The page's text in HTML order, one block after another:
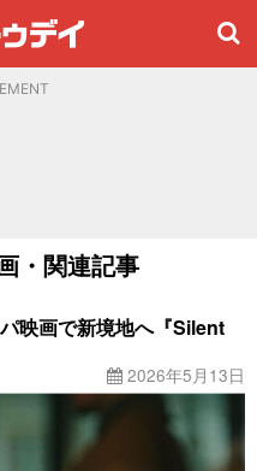
・関連記事
映画で新境地へ『Silent
2026年5月13日